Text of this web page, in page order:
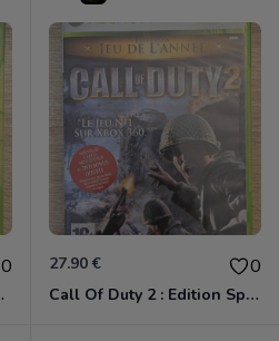
0
360
27.90 € 0
Call Of Duty 2 : Edition Spéciale Xbox 360 GOTY